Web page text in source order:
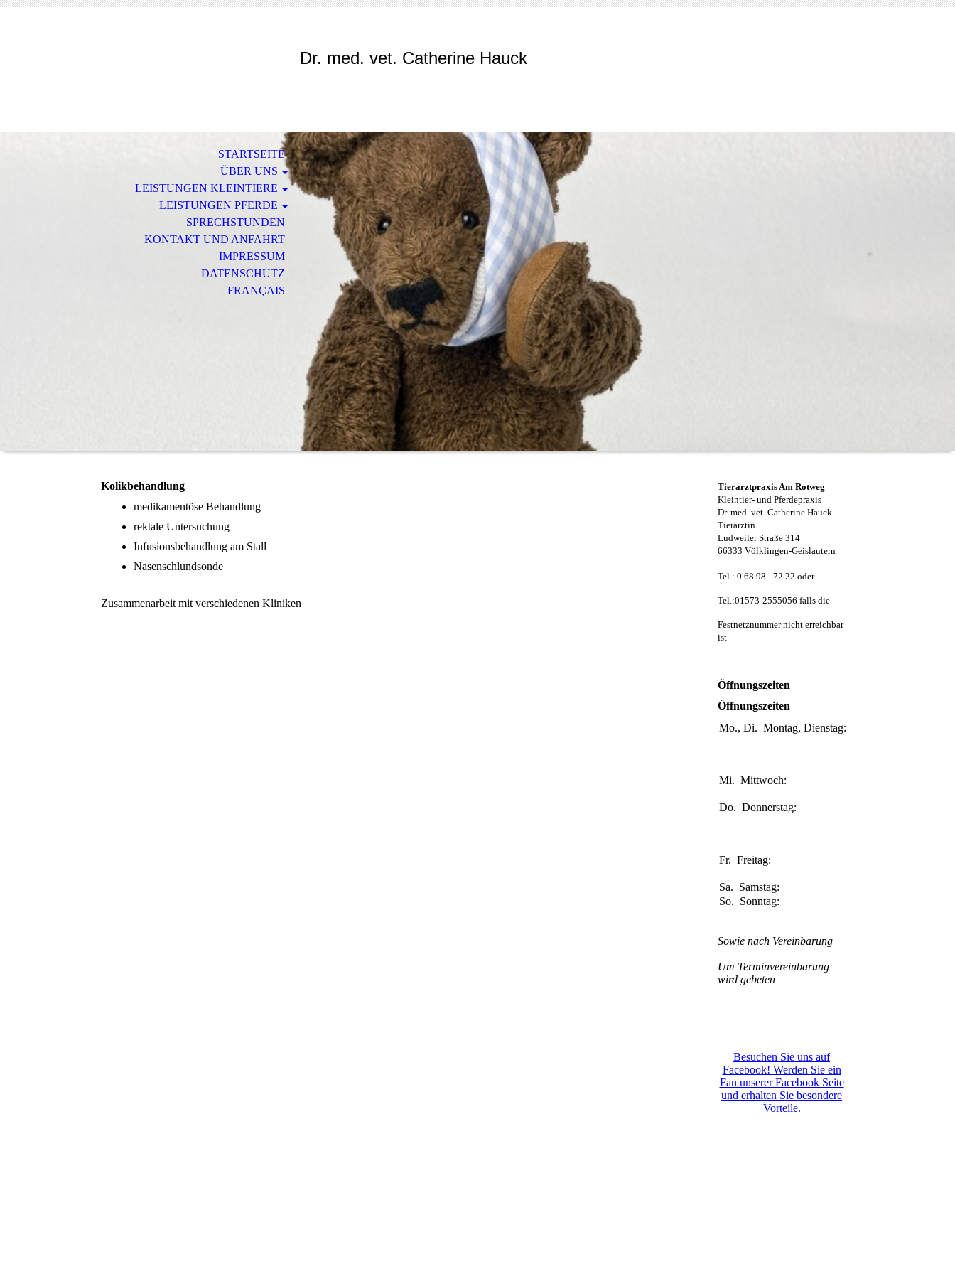
Dr. med. vet. Catherine Hauck
STARTSEITE
ÜBER UNS
LEISTUNGEN KLEINTIERE
LEISTUNGEN PFERDE
SPRECHSTUNDEN
KONTAKT UND ANFAHRT
IMPRESSUM
DATENSCHUTZ
FRANÇAIS
Kolikbehandlung
medikamentöse Behandlung
rektale Untersuchung
Infusionsbehandlung am Stall
Nasenschlundsonde
Zusammenarbeit mit verschiedenen Kliniken
Tierarztpraxis Am Rotweg
Kleintier- und Pferdepraxis
Dr. med. vet. Catherine Hauck
Tierärztin
Ludweiler Straße 314
66333 Völklingen-Geislautern
Tel.: 0 68 98 - 72 22 oder
Tel.:01573-2555056 falls die
Festnetznummer nicht erreichbar
ist
Öffnungszeiten
Öffnungszeiten
Mo., Di. Montag, Dienstag:
Mi. Mittwoch:
Do. Donnerstag:
Fr. Freitag:
Sa. Samstag:
So. Sonntag:
Sowie nach Vereinbarung
Um Terminvereinbarung
wird gebeten
Besuchen Sie uns auf
Facebook! Werden Sie ein
Fan unserer Facebook Seite
und erhalten Sie besondere
Vorteile.